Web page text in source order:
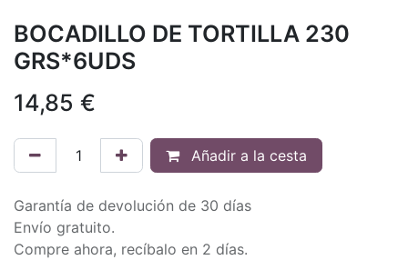
BOCADILLO DE TORTILLA 230
GRS*6UDS
14,85 €
Añadir a la cesta
Garantía de devolución de 30 días
Envío gratuito.
Compre ahora, recíbalo en 2 días.